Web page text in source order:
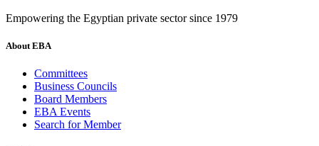
Empowering the Egyptian private sector since 1979
About EBA
Committees
Business Councils
Board Members
EBA Events
Search for Member